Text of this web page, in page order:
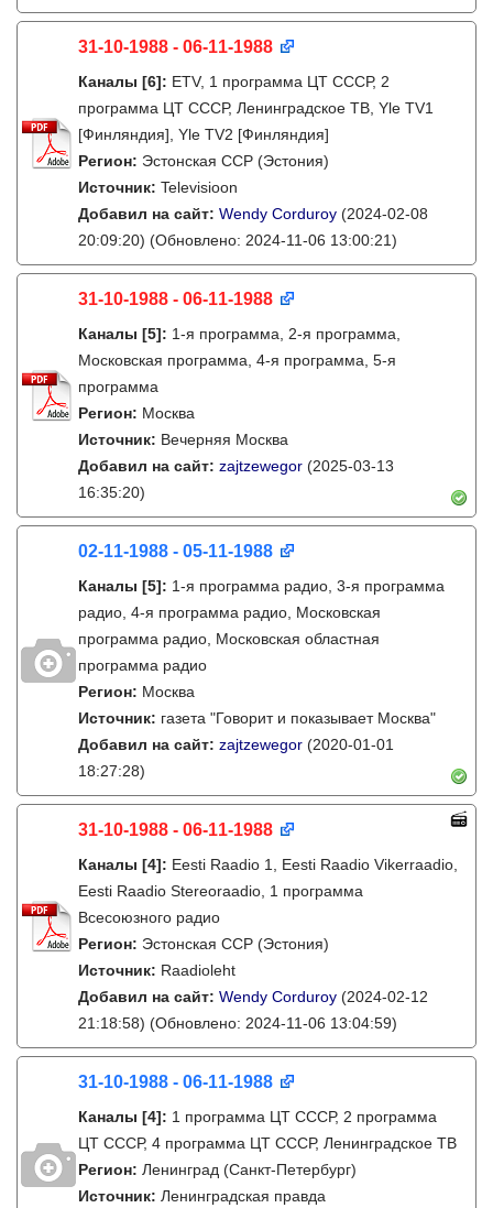
31-10-1988 - 06-11-1988
Каналы [6]: ETV, 1 программа ЦТ СССР, 2
программа ЦТ СССР, Ленинградское ТВ, Yle TV1
[Финляндия], Yle TV2 [Финляндия]
Регион: Эстонская ССР (Эстония)
Источник: Televisioon
Добавил на сайт: Wendy Corduroy (2024-02-08
20:09:20) (Обновлено: 2024-11-06 13:00:21)
31-10-1988 - 06-11-1988
Каналы [5]: 1-я программа, 2-я программа,
Московская программа, 4-я программа, 5-я
программа
Регион: Москва
Источник: Вечерняя Москва
Добавил на сайт: zajtzewegor (2025-03-13
16:35:20)
02-11-1988 - 05-11-1988
Каналы [5]: 1-я программа радио, 3-я программа
радио, 4-я программа радио, Московская
программа радио, Московская областная
программа радио
Регион: Москва
Источник: газета "Говорит и показывает Москва"
Добавил на сайт: zajtzewegor (2020-01-01
18:27:28)
31-10-1988 - 06-11-1988
Каналы [4]: Eesti Raadio 1, Eesti Raadio Vikerraadio,
Eesti Raadio Stereoraadio, 1 программа
Всесоюзного радио
Регион: Эстонская ССР (Эстония)
Источник: Raadioleht
Добавил на сайт: Wendy Corduroy (2024-02-12
21:18:58) (Обновлено: 2024-11-06 13:04:59)
31-10-1988 - 06-11-1988
Каналы [4]: 1 программа ЦТ СССР, 2 программа
ЦТ СССР, 4 программа ЦТ СССР, Ленинградское ТВ
Регион: Ленинград (Санкт-Петербург)
Источник: Ленинградская правда